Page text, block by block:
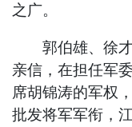
之广。
郭伯雄、徐才
亲信，在担任军
席胡锦涛的军权
批发将军军衔，